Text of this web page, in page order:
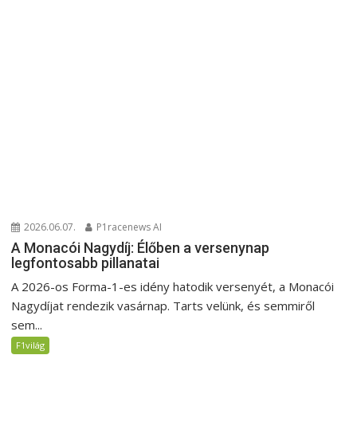
2026.06.07. P1racenews AI
A Monacói Nagydíj: Élőben a versenynap
legfontosabb pillanatai
A 2026-os Forma-1-es idény hatodik versenyét, a Monacói
Nagydíjat rendezik vasárnap. Tarts velünk, és semmiről
sem...
F1világ